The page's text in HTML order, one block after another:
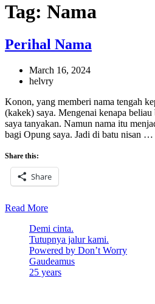
Tag: Nama
Perihal Nama
March 16, 2024
helvry
Konon, yang memberi nama tengah
(kakek) saya. Mengenai kenapa
saya tanyakan. Namun nama itu
bagi Opung saya. Jadi di batu nisan …
Share this:
Share
Read More
Demi cinta.
Tutupnya jalur kami.
Powered by Don’t Worry
Gaudeamus
25 years